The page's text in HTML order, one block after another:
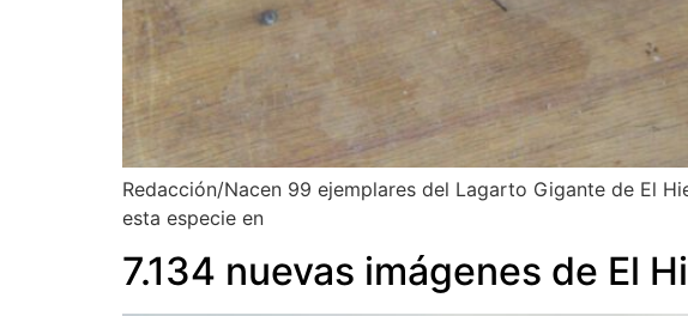
Redacción/Nacen 99 ejemplares del Lagarto Gigante de El
esta especie en
7.134 nuevas imágenes de El